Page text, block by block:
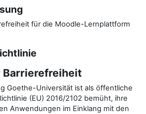
für die Moodle-Lernplattform
Barrierefreiheit
Goethe-Universität ist als öffentliche
(EU) 2016/2102 bemüht, ihre
Anwendungen im Einklang mit den